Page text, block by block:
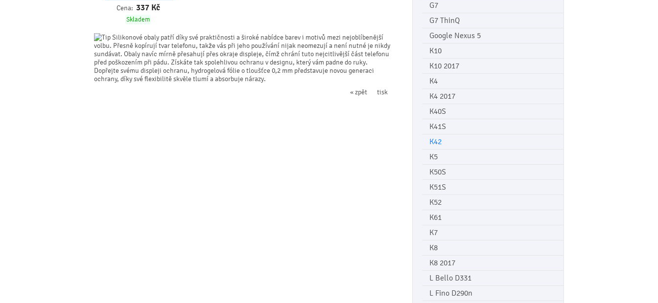
G7
G7 ThinQ
Google Nexus 5
K10
K10 2017
K4
K4 2017
K40S
K41S
K42
K5
K50S
K51S
K52
K61
K7
K8
K8 2017
L Bello D331
L Fino D290n
Cena: 337 Kč
Skladem
Silikonové obaly patří díky své praktičnosti a široké nabídce barev i motivů mezi nejoblíbenější
volbu. Přesně kopírují tvar telefonu, takže vás při jeho používání nijak neomezují a není nutné je nikdy
sundávat. Obaly navíc mírně přesahují přes okraje displeje, čímž chrání tuto nejcitlivější část telefonu
před poškozením při pádu. Získáte tak spolehlivou ochranu v designu, který vám padne do ruky.
Dopřejte svému displeji ochranu, hydrogelová fólie o tloušťce 0,2 mm představuje novou generaci
ochrany, díky své flexibilitě skvěle tlumí a absorbuje nárazy.
tisk
« zpět